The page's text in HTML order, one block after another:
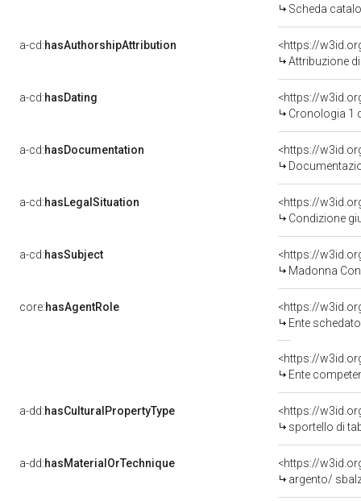
Scheda
a-cd:hasAuthorshipAttribution
Attribuzione
a-cd:hasDating
<https://
Cronologia 1
a-cd:hasDocumentation
a-cd:hasLegalSituation
Condizione
a-cd:hasSubject
<https://
Madonna
core:hasAgentRole
<https://
Ente schedatore
<https://
Ente competente per
a-dd:hasCulturalPropertyType
sportello di
a-dd:hasMaterialOrTechnique
<https://
argento/